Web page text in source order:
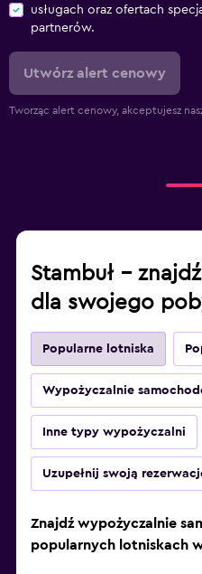
usługach oraz ofertach
partnerów.
Utwórz alert cenowy
Tworząc alert cenowy, akceptujesz
Stambuł –
dla swojego
Popularne lotniska
Wypożyczalnie
Inne typy wypożyczalni
Uzupełnij swoją
Znajdź wypożyczalnie
popularnych lotniskach